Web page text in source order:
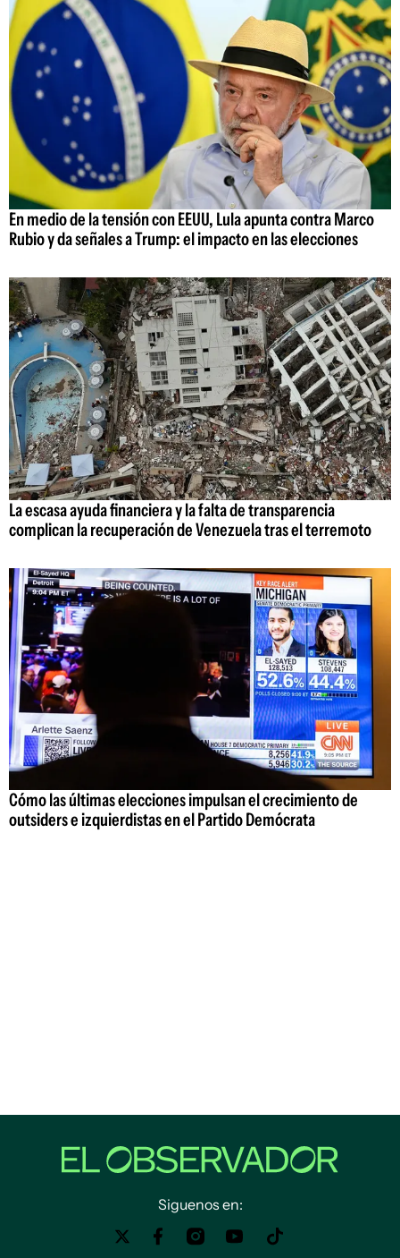
En medio de la tensión con EEUU, Lula apunta contra Marco
Rubio y da señales a Trump: el impacto en las elecciones
La escasa ayuda financiera y la falta de transparencia
complican la recuperación de Venezuela tras el terremoto
Cómo las últimas elecciones impulsan el crecimiento de
outsiders e izquierdistas en el Partido Demócrata
Siguenos en: